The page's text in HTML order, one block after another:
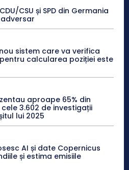
CSU și SPD din Germania
sistem care va verifica
calcularea poziției este
aproape 65% din
3.602 de investigații
lui 2025
AI și date Copernicus
și estima emisiile